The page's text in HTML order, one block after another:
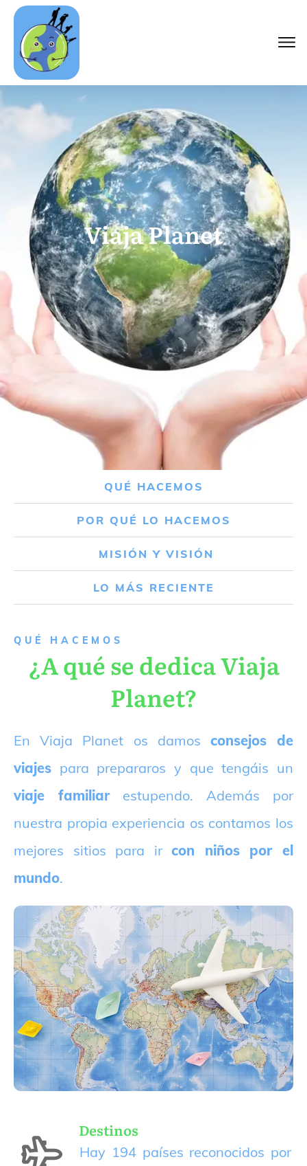
Viaja Planet
QUÉ HACEMOS
POR QUÉ LO HACEMOS
MISIÓN Y VISIÓN
LO MÁS RECIENTE
QUÉ HACEMOS
¿A qué se dedica Viaja
Planet?
En Viaja Planet os damos consejos de
viajes para prepararos y que tengáis un
viaje familiarestupendo. Además por
nuestra propia experiencia os contamos los
mejores sitios para ircon niños por el
mundo.
Destinos
Hay 194 países reconocidos por